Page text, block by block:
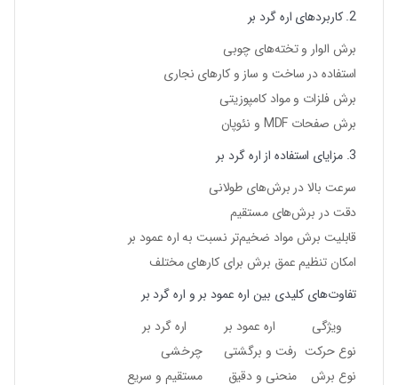
2. کاربردهای اره گرد بر
برش الوار و تخته‌های چوبی
استفاده در ساخت و ساز و کارهای نجاری
برش فلزات و مواد کامپوزیتی
برش صفحات MDF و نئوپان
3. مزایای استفاده از اره گرد بر
سرعت بالا در برش‌های طولانی
دقت در برش‌های مستقیم
قابلیت برش مواد ضخیم‌تر نسبت به اره عمود بر
امکان تنظیم عمق برش برای کارهای مختلف
تفاوت‌های کلیدی بین اره عمود بر و اره گرد بر
ویژگی
اره عمود بر
اره گرد بر
نوع حرکت رفت و برگشتی
چرخشی
نوع برش
منحنی و دقیق مستقیم و سریع